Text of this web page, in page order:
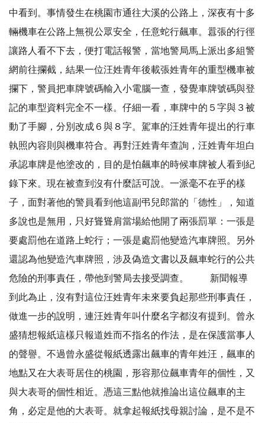
中看到。事情發生在桃園市通往大溪的公路上，深夜有十多
輛機車在公路上無視公眾安全，任意蛇行飆車。囂張的行徑
讓路人看不下去，便打電話報警，當地警局馬上派出多組警
網前往攔截，結果一位汪姓青年後載張姓青年的重型機車被
攔下，警員把車牌號碼輸入小電腦一查，發覺車牌號碼與登
記的車型資料完全不一樣。仔細一看，車牌中的５字與３被
動了手腳，分別改成６與８字。駕車的汪姓青年提出的行車
執照內容則與機車符合。再對汪姓青年查詢，汪姓青年坦白
承認車牌是他塗改的，目的是怕飆車的時候車牌被人看到紀
錄下來。現在被查到沒有什麼話可說。一派毫不在乎的樣
子，面對著他的警員看到他這副弔兒郎當的「德性」，知道
多說也是無用，只好聳聳肩當場給他開了兩張罰單：一張是
要處罰他在道路上蛇行；一張是處罰他變造汽車牌照。另外
還認為他變造汽車牌照，涉及偽造文書以及飆車蛇行的公共
危險的刑事責任，帶他到警局去接受調查。 新聞報導
到此為止，沒有對這位汪姓青年未來要負起那些刑事責任，
做進一步的說明，連汪姓青年叫什麼名字都沒有提到。曾永
盛猜想報紙這樣只報道姓而不指名的作法，是在保護當事人
的聲譽。不過曾永盛從報紙透露出飆車的青年姓汪，飆車的
地點又在大表哥居住的桃園，形容那位飆車青年的個性，又
與大表哥的個性相近。憑這三點他就推論出這位飆車的主
角，必定是他的大表哥。就拿起報紙找母親討論，是不是不